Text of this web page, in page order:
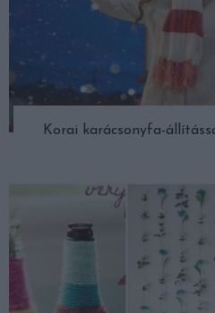
Korai karácsonyfa-